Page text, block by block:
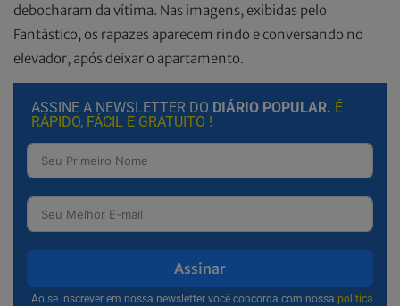
debocharam da vítima. Nas imagens, exibidas pelo
Fantástico, os rapazes aparecem rindo e conversando no
elevador, após deixar o apartamento.
ASSINE A NEWSLETTER DO DIÁRIO POPULAR. É
RÁPIDO, FÁCIL E GRATUITO !
Assinar
Ao se inscrever em nossa newsletter você concorda com nossa política